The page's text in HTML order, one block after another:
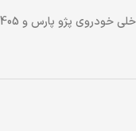
سمند تولید شده و کیفیت ساخت مناسبی دارد.